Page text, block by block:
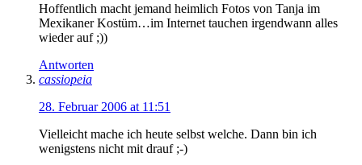
Hoffentlich macht jemand heimlich Fotos von Tanja im
Mexikaner Kostüm…im Internet tauchen irgendwann alles
wieder auf ;))
Antworten
cassiopeia
28. Februar 2006 at 11:51
Vielleicht mache ich heute selbst welche. Dann bin ich
wenigstens nicht mit drauf ;-)